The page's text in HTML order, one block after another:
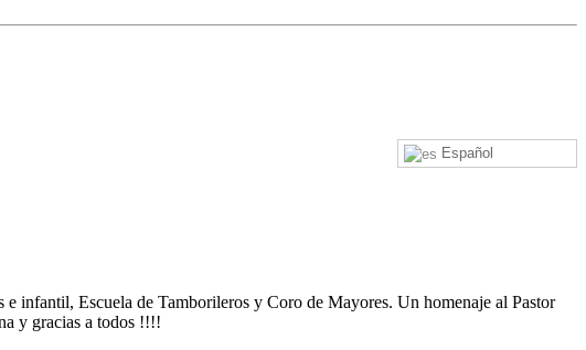
Español
infantil, Escuela de Tamborileros y Coro de Mayores. Un homenaje al Pastor
y gracias a todos !!!!